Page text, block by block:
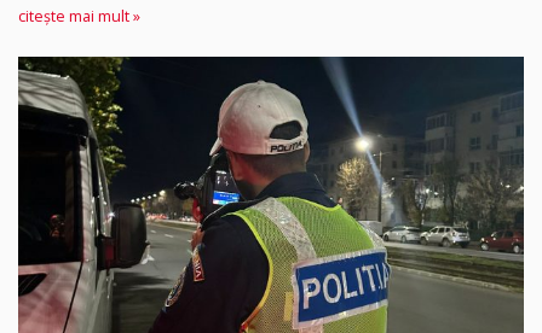
citește mai mult »